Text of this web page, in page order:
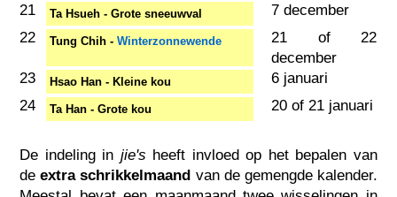
21
Ta Hsueh - Grote sneeuwval
7 december
22
Tung Chih -Winterzonnewende
21 of 22
december
23
Hsao Han - Kleine kou
6 januari
24
Ta Han - Grote kou 20 of 21 januari
De indeling in jie's heeft invloed op het bepalen van
deextra schrikkelmaand van de gemengde kalender.